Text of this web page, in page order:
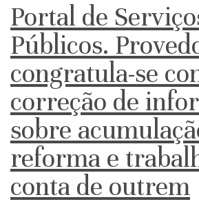
Portal de
Públicos.
congratula-se
correção de
sobre
reforma e
conta de outrem